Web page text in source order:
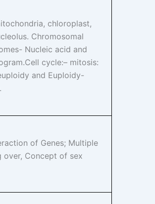
chloroplast,
Chromosomal
Nucleic acid and
cycle:– mitosis:
and Euploidy-
of Genes; Multiple
over, Concept of sex